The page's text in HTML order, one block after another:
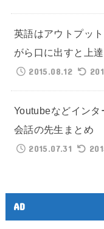
英語はアウトプッ
がら口に出すと上
2015.08.12
Youtubeなどイン
会話の先生まとめ
2015.07.31
AD